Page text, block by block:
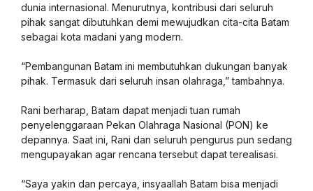
dunia internasional. Menurutnya, kontribusi dari seluruh
pihak sangat dibutuhkan demi mewujudkan cita-cita Batam
sebagai kota madani yang modern.
“Pembangunan Batam ini membutuhkan dukungan banyak
pihak. Termasuk dari seluruh insan olahraga,” tambahnya.
Rani berharap, Batam dapat menjadi tuan rumah
penyelenggaraan Pekan Olahraga Nasional (PON) ke
depannya. Saat ini, Rani dan seluruh pengurus pun sedang
mengupayakan agar rencana tersebut dapat terealisasi.
“Saya yakin dan percaya, insyaallah Batam bisa menjadi